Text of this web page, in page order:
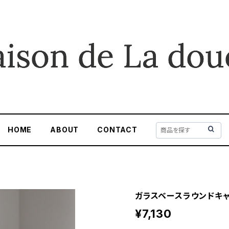
HOME ABOUT CONTACT
ガラスベースラウンド
¥7,130